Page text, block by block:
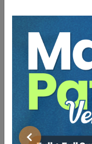
Önceki
yaygın şekilde
hukuki sorunu
da tüketici kredisi
edilmeyen ve
sahip olmadığı faiz
sayılı Tüketicinin
konusunda detaylı
sözleşmelerinde
bir sınır ortaya
hüküm niteliğindeki